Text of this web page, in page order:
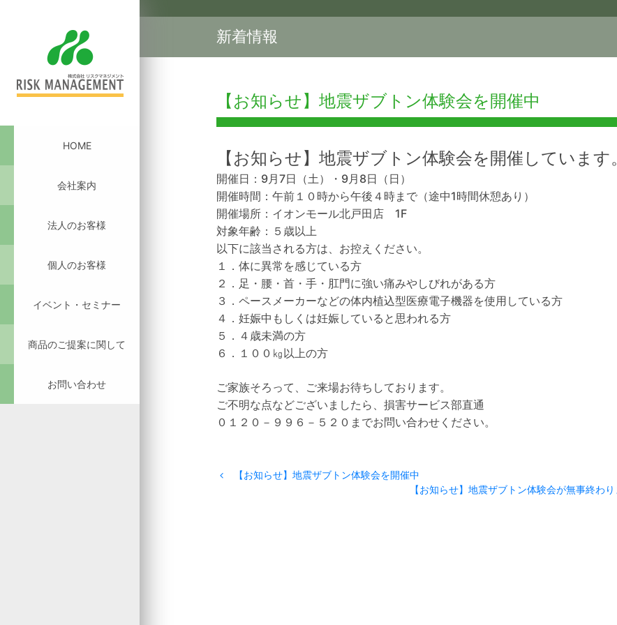
HOME
会社案内
法人のお客様
個人のお客様
イベント・セミナー
商品のご提案に関して
お問い合わせ
新着情報
【お知らせ】地震ザブトン体験会を開催中
【お知らせ】地震ザブトン体験会を開催しています
開催日：9月7日（土）・9月8日（日）
開催時間：午前１０時から午後４時まで（途中1時間休憩あり）
開催場所：イオンモール北戸田店 1F
対象年齢：５歳以上
以下に該当される方は、お控えください。
１．体に異常を感じている方
２．足・腰・首・手・肛門に強い痛みやしびれがある方
３．ペースメーカーなどの体内植込型医療電子機器を使用している方
４．妊娠中もしくは妊娠していると思われる方
５．４歳未満の方
６．１００㎏以上の方
ご家族そろって、ご来場お待ちしております。
ご不明な点などございましたら、損害サービス部直通
０１２０－９９６－５２０までお問い合わせください。
【お知らせ】地震ザブトン体験会を開催中
【お知らせ】地震ザブトン体験会が無事終わ